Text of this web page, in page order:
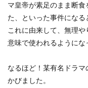
マ皇帝が素足のまま断
た、といった事件になる
これに由来して、無理
意味で使われるようにな
なるほど！某有名ドラ
かびました。